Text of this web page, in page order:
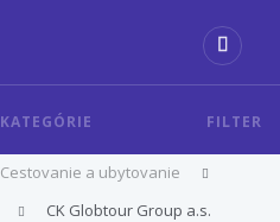
KATEGÓRIE FILTER
Cestovanie a ubytovanie
CK Globtour Group a.s.